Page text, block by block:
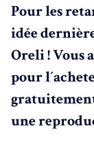
Pour les
idée
Oreli ! Vous
pour
une